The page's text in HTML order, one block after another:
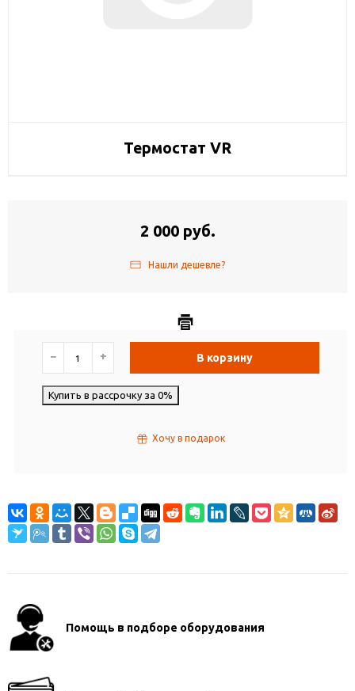
Термостат VR
2 000 руб.
Нашли дешевле?
− + В корзину
Купить в рассрочку за 0%
Хочу в подарок
Помощь в подборе оборудования